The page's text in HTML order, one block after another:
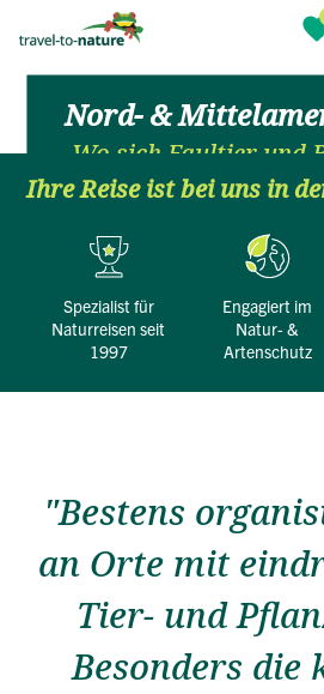
Nord- &
Wo sich Faultier und
Nacht
Ihre Reise ist bei uns in
Spezialist für
Naturreisen seit
1997
engagiert im
Natur- &
Artenschutz
"Bestens
an Orte mit
Tier- und
Besonders die